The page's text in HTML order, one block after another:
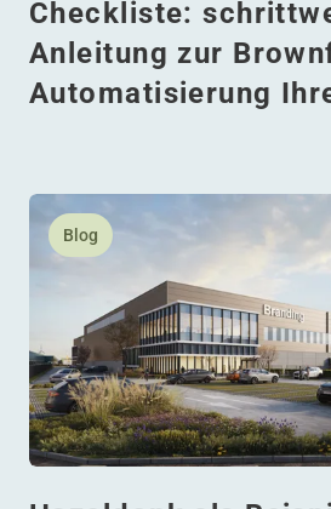
Checkliste:
Anleitung zur
Automatisierung
Blog
Lesen Sie mehr daüber